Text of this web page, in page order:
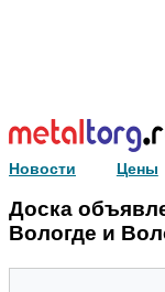
Новости Цены
Доска
Вологде и